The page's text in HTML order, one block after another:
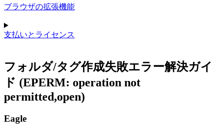
ブラウザの拡張機能
支払いとライセンス
フォルダ/タグ作成失敗エラー解決ガイ
ド (EPERM: operation not
permitted,open)
Eagle